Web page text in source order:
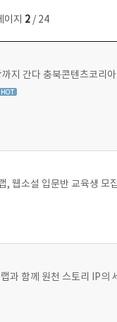
이지 2/ 24
지 간다 충북콘텐츠코리
, 웹소설 입문반 교육생 모집
과 함께 원천 스토리 IP의